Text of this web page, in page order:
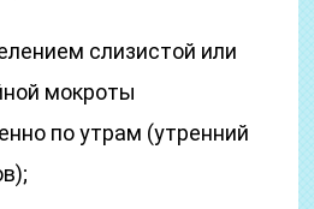
слизистой или
мокроты
по утрам (утренний